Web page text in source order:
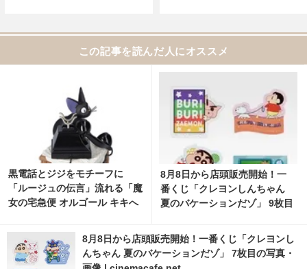
この記事を読んだ人にオススメ
黒電話とジジをモチーフに
「ルージュの伝言」流れる「魔
女の宅急便 オルゴール キキへ
像 | cinemacafe.net
8月8日から店頭販売開始！一
番くじ「クレヨンしんちゃん
夏のバケーションだゾ」 9枚目
8月8日から店頭販売開始！一番くじ「クレヨンし
んちゃん 夏のバケーションだゾ」 7枚目の写真・